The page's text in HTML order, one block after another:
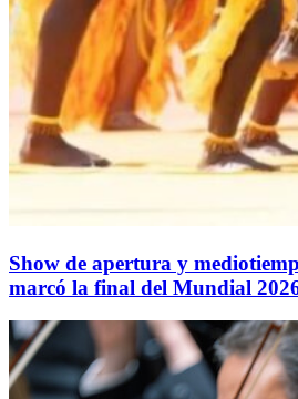
Show de apertura y
marcó la final del Mundial